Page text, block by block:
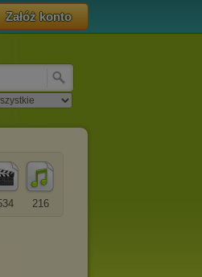
Załóż konto
216